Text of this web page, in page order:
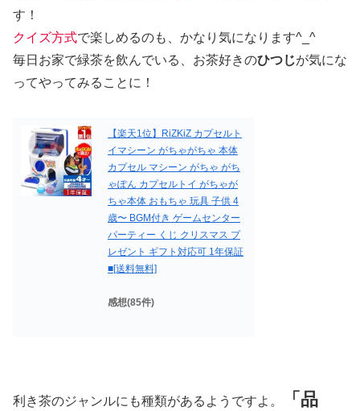
す！
クイズ方式で楽しめるのも、かなり気になります^_^
毎日お家で緑茶を飲んでいる、お茶好きのひつじが気にな
ってやってみることに！
【楽天1位】RiZKiZ カプセルト
イマシーン がちゃがちゃ 本体
カプセル マシーン がちゃ がち
ゃぽん カプセルトイ がちゃが
ちゃ本体 おもちゃ 玩具 子供 4
歳〜 BGM付き ゲームセンター
パーティー くじ クリスマス プ
レゼント ギフト対応可 1年保証
■[送料無料]
感想(85件)
利き茶のジャンルにも種類があるようですよ。
「品